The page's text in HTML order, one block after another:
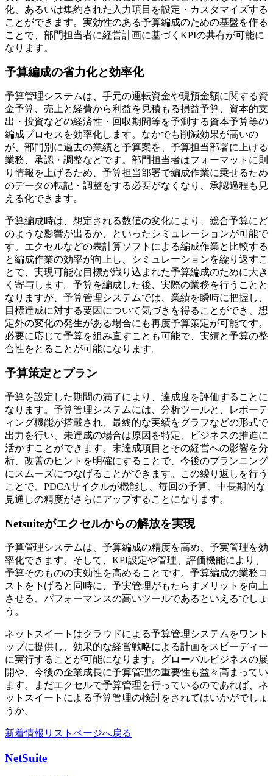
化、あるいは集約された入力項目を設定・カスタマイズする
ことができます。実効性のある予算編成のための基盤を作る
ことで、部門担当者に経営計画に基づくKPIの共有が可能に
なります。
予算編成の省力化と効率化
予算管理システムは、手元の運転資金や現預金額に関する資
金予算、売上と経費から利益を見積もる損益予算、資本的支
出・投資などの経済性・回収期間等を予測する資本予算等の
編成プロセスを効率化します。なかでも削減効果が高いの
が、部門別に過去の業績と予算案を、予算担当部署に上げる
業務、承認・調整などです。部門担当者はフォーマットに則
り情報を上げるため、予算担当部署で編成作業に乗せるため
のデータの転記・調整をする必要がなくなり、承認過程も見
える化できます。
予算編成時は、想定される数値の変化により、総合予算にど
のような影響が出るか、といったシミュレーションが可能で
す。エクセルなどの表計算ソフトによる編成作業と比較する
と編成作業の効率が向上し、シミュレーションを繰り返すこ
とで、実現可能な目標が織り込まれた予算編成のために大き
く寄与します。予算を編成した後、実際の業務を行うことと
なりますが、予算管理システムでは、業績を瞬時に把握し、
目標達成に対する要因について気づきを得ることができ、想
定外の変化の発生がある場合にも再度予算策定が可能です。
必要に応じて予算を組み直すことも可能で、実績と予算の整
合性をとることが可能になります。
予算策定とプラン
予算を設定した期間の満了により、達成度を評価することに
なります。予算管理システムには、分析ツールと、レポーテ
ィング機能が搭載され、最終的な実績をグラフなどの形式で
出力を行い、未達成の場合は原因を特定、ビジネスの推進に
活かすことができます。未達成項目とその経営への影響を分
析、改善のヒントを明確にすることで、今後のプランニング
にスムーズにつなげることができます。この繰り返しを行う
ことで、PDCAサイクルが機能し、毎回の予算、中長期的な
見通しの精度がさらにアップすることになります。
Netsuiteがエクセルからの解放を実現
予算管理システムは、予算編成の精度を高め、予実管理を効
率化できます。そして、KPI設定や管理、評価機能により、
予算そのものの実効性を高めることです。予算編成の業務コ
ストを下げると同時に、予実管理がもたらすメリットを向上
させる、パフォーマンスの高いツールであるといえるでしょ
う。
ネットスイートはクラウドによる予算管理システムをワント
ップに提供し、効果的な経営戦略による計画をスピーディー
に実行することが可能になります。グローバルビジネスの展
開や、今後の企業成長に予算管理の重要性も益々高まってい
ます。まだエクセルで予算管理を行っているのであれば、ネ
ットスイートによる予算管理の検討をされてはいかがでしょ
うか。
新着情報リストページへ戻る
NetSuite